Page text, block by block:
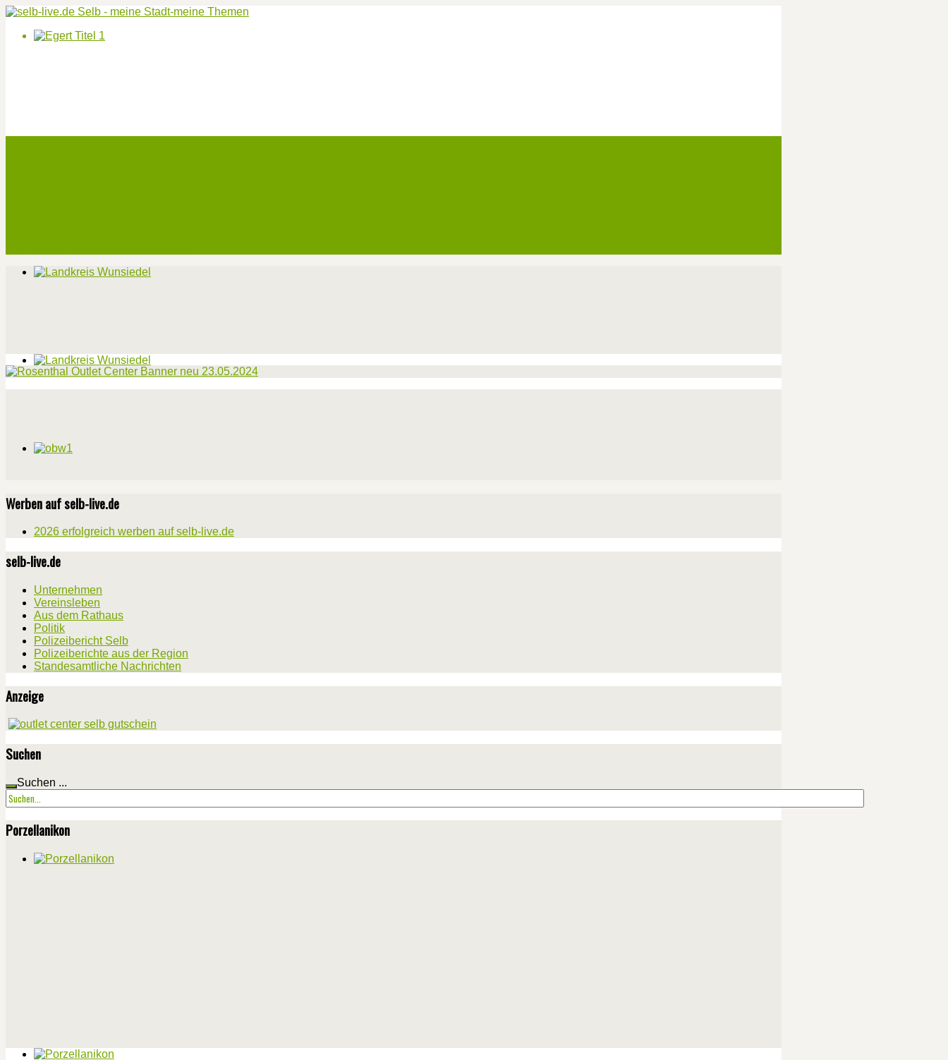
Werben auf selb-live.de
2026 erfolgreich werben auf selb-live.de
selb-live.de
Unternehmen
Vereinsleben
Aus dem Rathaus
Politik
Polizeibericht Selb
Polizeiberichte aus der Region
Standesamtliche Nachrichten
Anzeige
Suchen
Suchen ...
Porzellanikon